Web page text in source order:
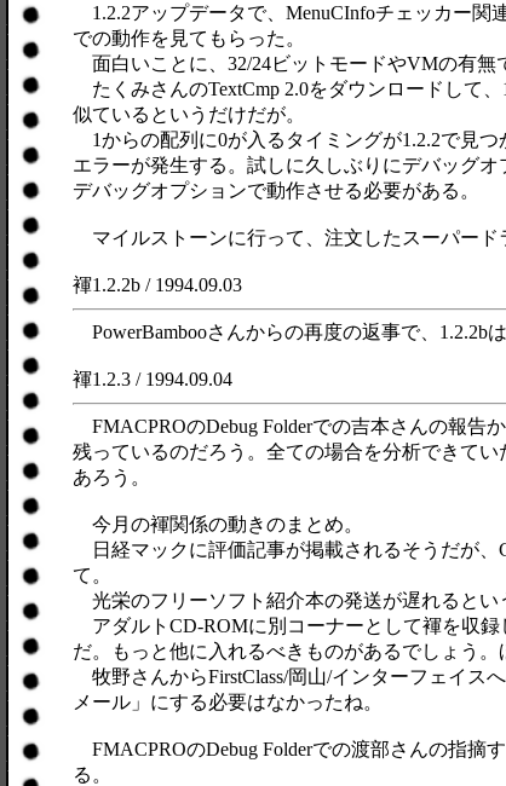
1.2.2アップデータで、MenuCInfoチェッカー関
での動作を見てもらった。
面白いことに、32/24ビットモードやVMの有無
たくみさんのTextCmp 2.0をダウンロードして
似ているというだけだが。
1からの配列に0が入るタイミングが1.2.2で見
エラーが発生する。試しに久しぶりにデバッグ
デバッグオプションで動作させる必要がある。
マイルストーンに行って、注文したスーパード
褌1.2.2b / 1994.09.03
PowerBambooさんからの再度の返事で、1.2.2b
褌1.2.3 / 1994.09.04
FMACPROのDebug Folderでの吉本さんの報告
残っているのだろう。全ての場合を分析できて
あろう。
今月の褌関係の動きのまとめ。
日経マックに評価記事が掲載されるそうだが
て。
光栄のフリーソフト紹介本の発送が遅れるとい
アダルトCD-ROMに別コーナーとして褌を収録
だ。もっと他に入れるべきものがあるでしょう
牧野さんからFirstClass/岡山/インターフェイス
メール」にする必要はなかったね。
FMACPROのDebug Folderでの渡部さんの指摘
る。